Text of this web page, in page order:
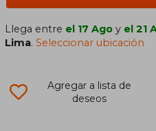
Llega entre el 17 Ago y el 21
Lima.Seleccionar ubicación
Agregar a lista de
deseos